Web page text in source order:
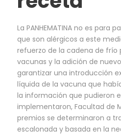
La PANHEMATINA no es para
que son alérgicos a este
refuerzo de la cadena de frío
vacunas y la adición de
garantizar una introducción
líquida de la vacuna que
la información que pudieron
implementaron, Facultad de
premios se determinaron a
escalonada y basada en la